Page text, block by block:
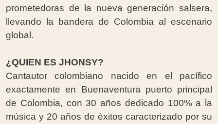
prometedoras de la nueva generación salsera,
llevando la bandera de Colombia al escenario
global.
¿QUIEN ES JHONSY?
Cantautor colombiano nacido en el pacífico
exactamente en Buenaventura puerto principal
de Colombia, con 30 años dedicado 100% a la
música y 20 años de éxitos caracterizado por su